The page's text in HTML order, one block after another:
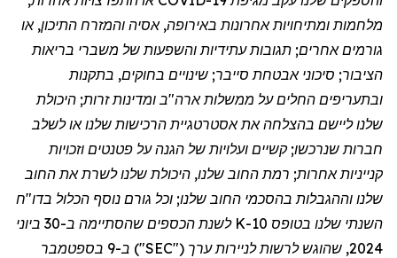
מלחמות ומתיחויות אחרונות באירופה, אסיה והמזרח התיכון, או
גורמים אחרים; תגובות עתידיות והשפעות של משברי בריאות
הציבור; סיכוני אבטחת סייבר; שינויים בחוקים, בתקנות
ובתעריפים החלים על ממשלות ארה"ב ומדינות זרות; היכולת
שלנו ליישם בהצלחה את אסטרטגיית הרכישות שלנו או לשלב
חברות שנרכשו; קשיים ועלויות של הגנה על פטנטים וזכויות
קנייניות אחרות; רמת החוב שלנו, היכולת שלנו לשרת את החוב
שלנו וההגבלות בהסכמי החוב שלנו; וכל גורם נוסף הכלול בדו"ח
השנתי שלנו בטופס 10-K לשנת הכספים שהסתיימה ב-30 ביוני
2024, שהוגש לרשות לניירות ערך ("SEC") ב-9 בספטמבר